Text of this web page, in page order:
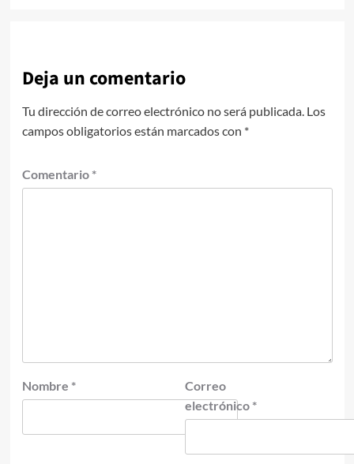
Deja un comentario
Tu dirección de correo electrónico no será publicada. Los
campos obligatorios están marcados con *
Comentario *
Nombre *
Correo
electrónico *